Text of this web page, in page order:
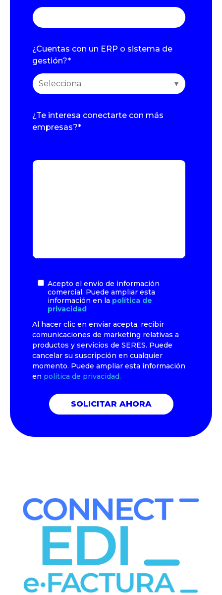
¿Cuentas con un ERP o sistema de
gestión?*
¿Te interesa conectarte con más
empresas?*
Acepto el envío de información
comercial. Puede ampliar esta
información en la política de
privacidad
Al hacer clic en enviar acepta, recibir
comunicaciones de marketing relativas a
productos y servicios de SERES. Puede
cancelar su suscripción en cualquier
momento. Puede ampliar esta información
en política de privacidad.